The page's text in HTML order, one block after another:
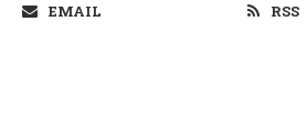
EMAIL
RSS